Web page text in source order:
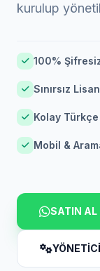
kurulup
100%
Sınırsız
Kolay
Mobil &
SATIN AL